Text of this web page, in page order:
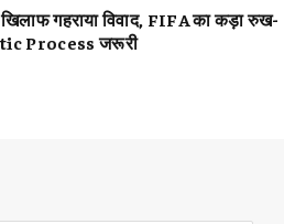
गहराया विवाद, FIFA का कड़ा रुख-
Process जरूरी